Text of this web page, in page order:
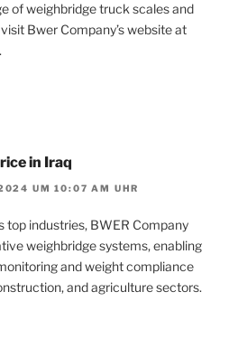
of weighbridge truck scales and
Bwer Company’s website at
in Iraq
UM 10:07 AM UHR
top industries, BWER Company
weighbridge systems, enabling
and weight compliance
and agriculture sectors.